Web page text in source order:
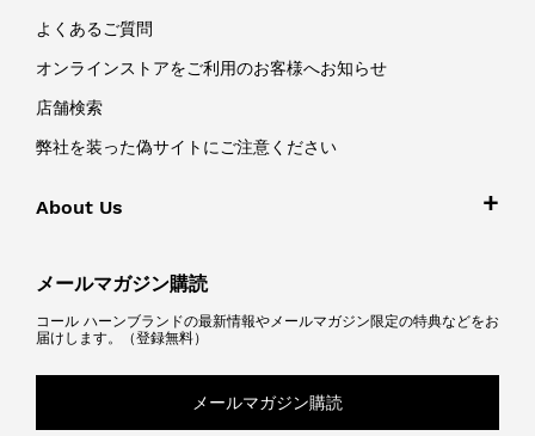
よくあるご質問
オンラインストアをご利用のお客様へお知らせ
店舗検索
弊社を装った偽サイトにご注意ください
About Us
メールマガジン購読
コール ハーンブランドの最新情報やメールマガジン限定の特典などをお
届けします。（登録無料）
メールマガジン購読